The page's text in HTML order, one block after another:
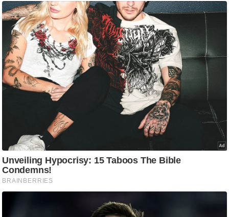
N
e
w
s
ला
इ
फ
टे
क्नॉ
लॉ
जी